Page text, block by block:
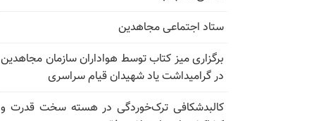
ستاد اجتماعی مجاهدین
برگزاری میز کتاب توسط هواداران سازمان مجاهدین
در گرامیداشت یاد شهیدان قیام سراسری
کالبدشکافی ترک‌خوردگی در هسته سخت قدرت و